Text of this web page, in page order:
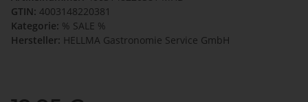
GTIN: 4003148220381
Kategorie: % SALE %
Hersteller: HELLMA Gastronomie Service GmbH